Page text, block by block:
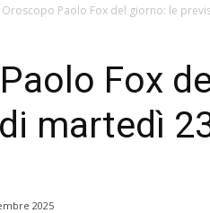
Oroscopo Paolo Fox del giorno: le
Fox
martedì
2025